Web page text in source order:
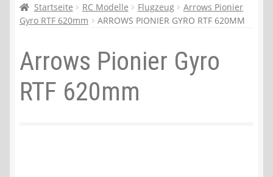
Kasse
Recycling, Entsorgung und Umwelt
Shop
Startseite RC Modelle Flugzeug
Arrows Pionier
Gyro RTF 620mm
ARROWS PIONIER GYRO RTF 620MM
Arrows Pionier Gyro
RTF 620mm